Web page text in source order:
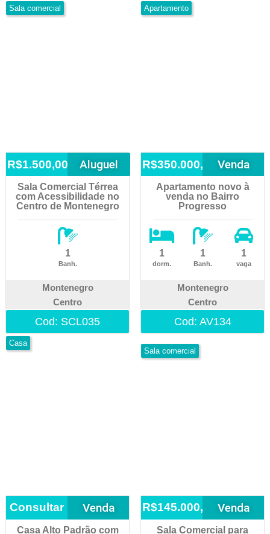
R$1.500,00 Aluguel
Sala comercial
Sala Comercial Térrea
com Acessibilidade no
Centro de Montenegro
1
Banh.
Montenegro
Centro
Cod: SCL035
R$350.000,00 Venda
Apartamento
Apartamento novo à
venda no Bairro
Progresso
1
dorm.
1
Banh.
1
vaga
Montenegro
Centro
Cod: AV134
Consultar Venda
Casa
Casa Alto Padrão com
R$145.000,00 Venda
Sala comercial
Sala Comercial para